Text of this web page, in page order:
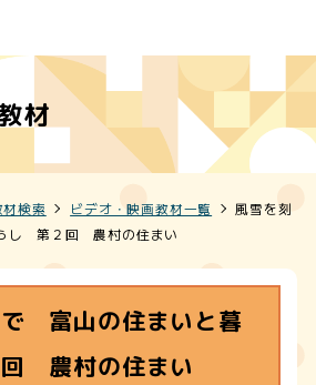
材
検索 ビデオ・映画教材一覧
風雪を刻
し 第２回 農村の住まい
富山の住まいと暮
農村の住まい